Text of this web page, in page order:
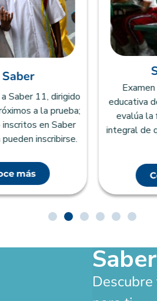
Saber 11, dirigido
a la prueba;
en Saber
inscribirse.
más
educativa
evalúa la
integral de